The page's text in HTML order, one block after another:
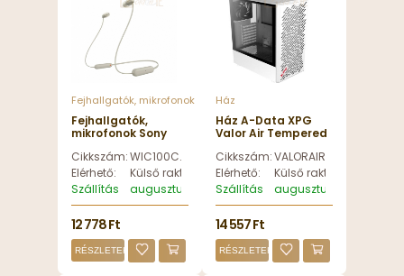
Fejhallgatók, mikrofonok
Fejhallgatók,
mikrofonok Sony
Bluetooth Headset
Beige -
WIC100C.CE7
Cikkszám:WIC100C.CE7
Elérhető:
Külső raktáron
Szállítás
augusztus 12, szerda
12 778 Ft
RÉSZLETEK
Ház
Ház A-Data XPG
Valor Air Tempered
VALORAIRMT-
WHCWW
Cikkszám:VALORAIRMT-WHCWW
Elérhető:
Külső raktáron
Szállítás
augusztus 12, szerda
14 557 Ft
RÉSZLETEK